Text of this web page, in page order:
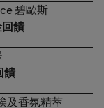
碧歐斯
碧歐斯
回饋
饋
及香氛精萃
及香氛精萃